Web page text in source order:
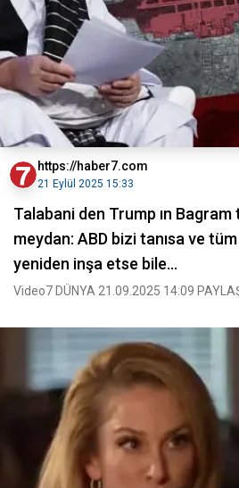
https://haber7.com
21 Eylül 2025 15:33
Talabani den Trump ın
meydan: ABD bizi tanısa ve
yeniden inşa etse bile...
Video7 DÜNYA 21.09.2025 14:09